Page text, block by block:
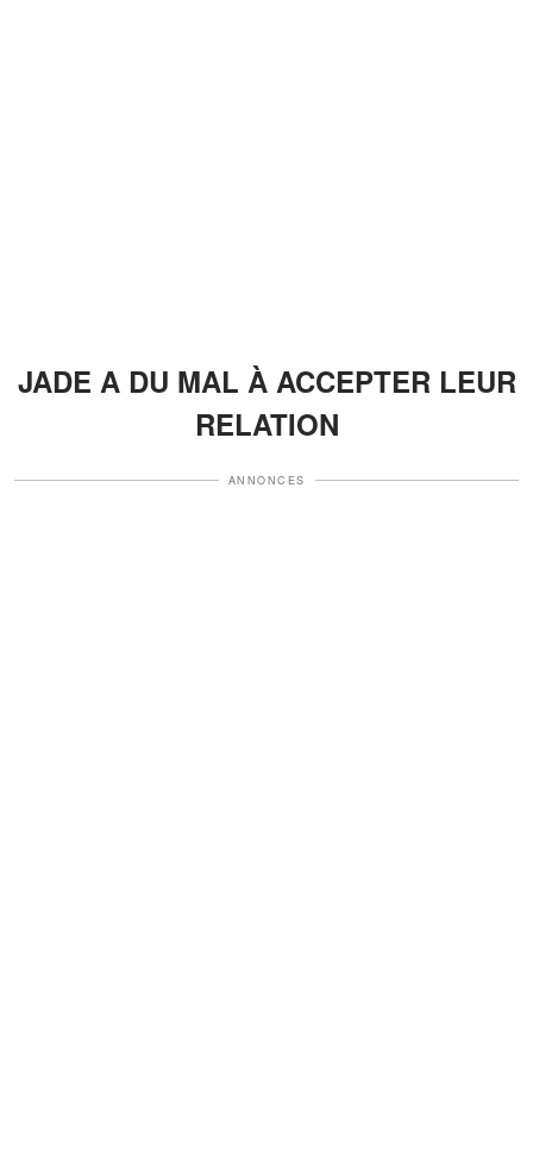
JADE A DU MAL À ACCEPTER LEUR
RELATION
ANNONCES